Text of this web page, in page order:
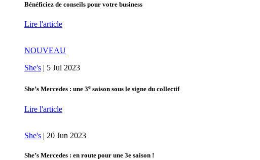
Bénéficiez de conseils pour votre business
Lire l'article
NOUVEAU
She's | 5 Jul 2023
She’s Mercedes : une 3e saison sous le signe du collectif
Lire l'article
She's | 20 Jun 2023
She’s Mercedes : en route pour une 3e saison !